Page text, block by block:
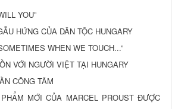
YOU”
HỨNG CỦA DÂN TỘC HUNGARY
WHEN WE TOUCH...”
VỚI NGƯỜI VIỆT TẠI HUNGARY
CÔNG TÂM
MỚI CỦA MARCEL PROUST ĐƯỢC